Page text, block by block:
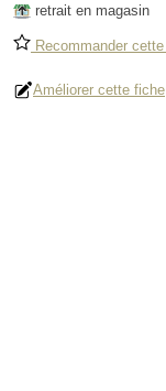
retrait en magasin
Recommander
Améliorer cette fiche